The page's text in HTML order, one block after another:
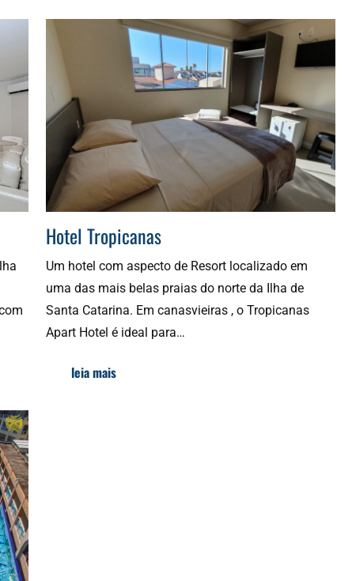
Hotel Tropicanas
Um hotel com aspecto de Resort localizado em
uma das mais belas praias do norte da Ilha de
Santa Catarina. Em canasvieiras , o Tropicanas
Apart Hotel é ideal para…
leia mais